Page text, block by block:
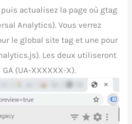
actualisez la page où gtag
Analytics). Vous verrez
le global site tag et une pour
Les deux utiliseront
(UA-XXXXXX-X).